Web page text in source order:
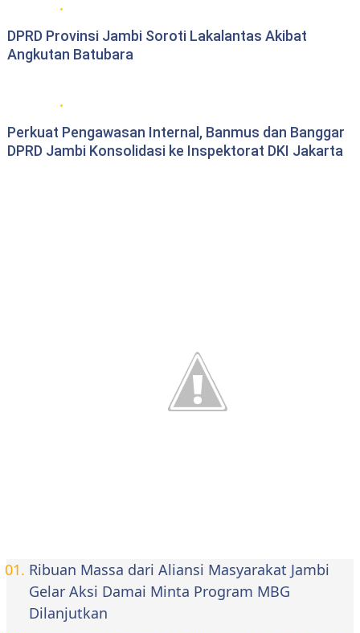
DPRD Provinsi Jambi Soroti Lakalantas Akibat
Angkutan Batubara
Perkuat Pengawasan Internal, Banmus dan Banggar
DPRD Jambi Konsolidasi ke Inspektorat DKI Jakarta
Ribuan Massa dari Aliansi Masyarakat Jambi
Gelar Aksi Damai Minta Program MBG
Dilanjutkan